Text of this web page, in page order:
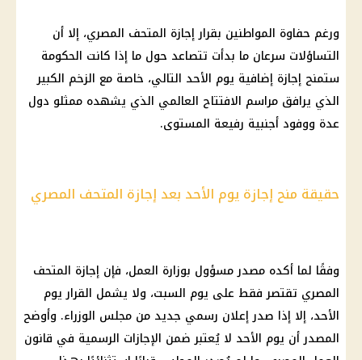
ورغم حفاوة المواطنين بقرار إجازة المتحف المصري، إلا أن
التساؤلات سرعان ما بدأت تتصاعد حول ما إذا كانت الحكومة
ستمنح إجازة إضافية يوم الأحد التالي، خاصة مع الزخم الكبير
الذي يرافق مراسم الافتتاح العالمي الذي يشهده ممثلو دول
عدة ووفود أجنبية رفيعة المستوى.
حقيقة منح إجازة يوم الأحد بعد إجازة المتحف المصري
وفقًا لما أكده مصدر مسؤول بوزارة العمل، فإن إجازة المتحف
المصري تقتصر فقط على يوم السبت، ولا يشمل القرار يوم
الأحد، إلا إذا صدر إعلان رسمي جديد من مجلس الوزراء. وأوضح
المصدر أن يوم الأحد لا يُعتبر ضمن الإجازات الرسمية في قانون